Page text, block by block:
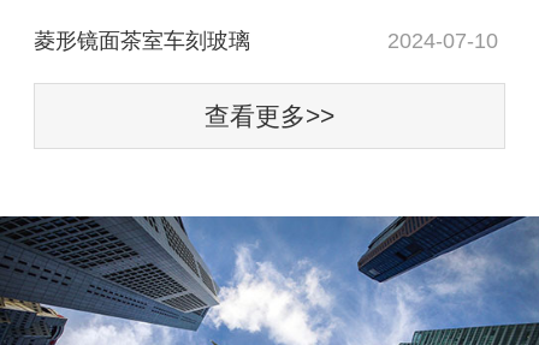
菱形镜面茶室车刻玻璃 2024-07-10
查看更多>>